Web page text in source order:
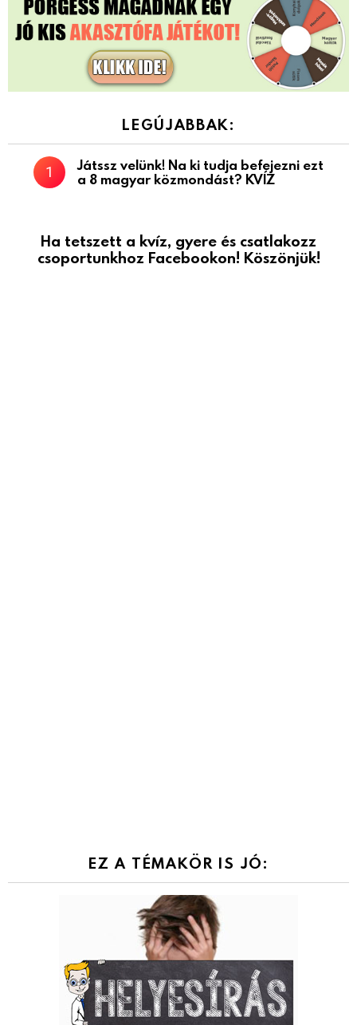
LEGÚJABBAK:
Játssz velünk! Na ki tudja befejezni ezt
a 8 magyar közmondást? KVÍZ
Ha tetszett a kvíz, gyere és csatlakozz
csoportunkhoz Facebookon! Köszönjük!
EZ A TÉMAKÖR IS JÓ: